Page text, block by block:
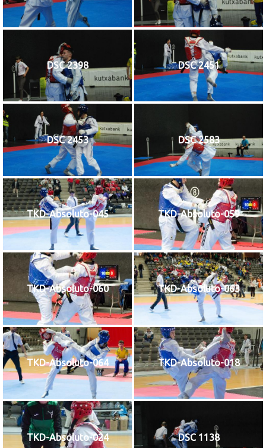
DSC 2398 DSC 2451
DSC 2453 DSC 2583
TKD-Absoluto-045 TKD-Absoluto-059
TKD-Absoluto-060 TKD-Absoluto-063
TKD-Absoluto-064 TKD-Absoluto-018
TKD-Absoluto-024 DSC 1138